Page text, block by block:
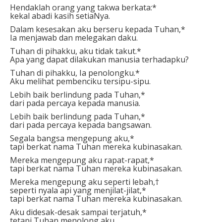
Hendaklah orang yang takwa berkata:*
kekal abadi kasih setiaNya.
Dalam kesesakan aku berseru kepada Tuhan,*
Ia menjawab dan melegakan daku.
Tuhan di pihakku, aku tidak takut.*
Apa yang dapat dilakukan manusia terhadapku?
Tuhan di pihakku, Ia penolongku.*
Aku melihat pembenciku tersipu-sipu.
Lebih baik berlindung pada Tuhan,*
dari pada percaya kepada manusia.
Lebih baik berlindung pada Tuhan,*
dari pada percaya kepada bangsawan.
Segala bangsa mengepung aku,*
tapi berkat nama Tuhan mereka kubinasakan.
Mereka mengepung aku rapat-rapat,*
tapi berkat nama Tuhan mereka kubinasakan.
Mereka mengepung aku seperti lebah,†
seperti nyala api yang menjilat-jilat,*
tapi berkat nama Tuhan mereka kubinasakan.
Aku didesak-desak sampai terjatuh,*